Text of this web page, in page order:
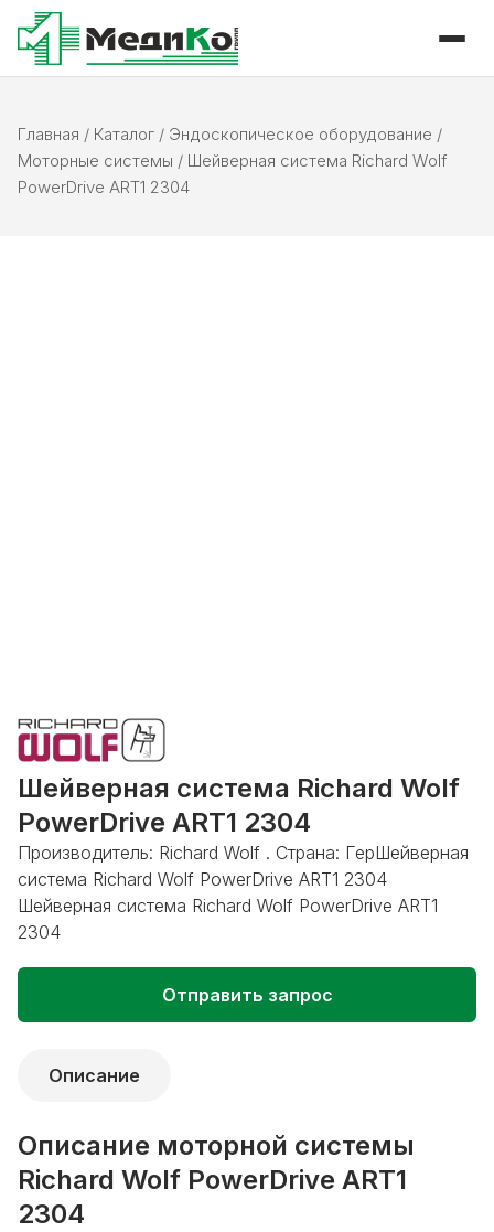
Главная / Каталог / Эндоскопическое оборудование /
Моторные системы / Шейверная система Richard Wolf
PowerDrive ART1 2304
Шейверная система Richard Wolf
PowerDrive ART1 2304
Производитель: Richard Wolf . Страна: ГерШейверная
система Richard Wolf PowerDrive ART1 2304
Шейверная система Richard Wolf PowerDrive ART1
2304
Отправить запрос
Описание
Описание моторной системы
Richard Wolf PowerDrive ART1
2304